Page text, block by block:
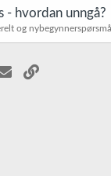
- hvordan unngå?
og nybegynnerspørsmål
E-post